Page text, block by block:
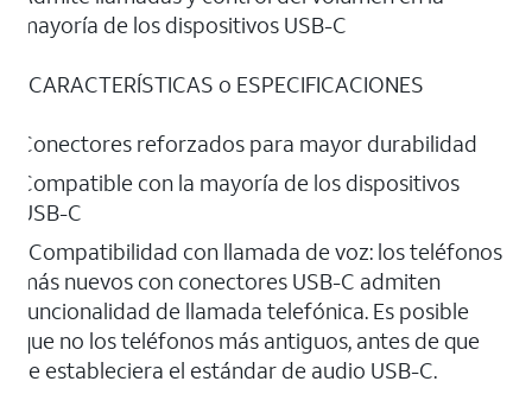
mayoría de los dispositivos USB-C
CARACTERÍSTICAS o ESPECIFICACIONES
Conectores reforzados para mayor durabilidad
Compatible con la mayoría de los dispositivos
USB-C
*Compatibilidad con llamada de voz: los teléfonos
más nuevos con conectores USB-C admiten
funcionalidad de llamada telefónica. Es posible
que no los teléfonos más antiguos, antes de que
se estableciera el estándar de audio USB-C.